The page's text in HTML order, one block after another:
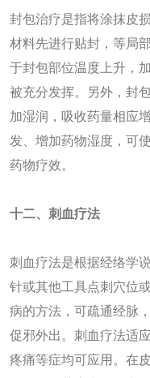
封包治疗是指将涂抹皮
材料先进行贴封，等局
于封包部位温度上升，
被充分发挥。另外，封
加湿润，吸收药量相应
发、增加药物湿度，可
药物疗效。
十二、刺血疗法
刺血疗法是根据经络学
针或其他工具点刺穴位
病的方法，可疏通经脉
促邪外出。刺血疗法适
疼痛等症均可应用。在